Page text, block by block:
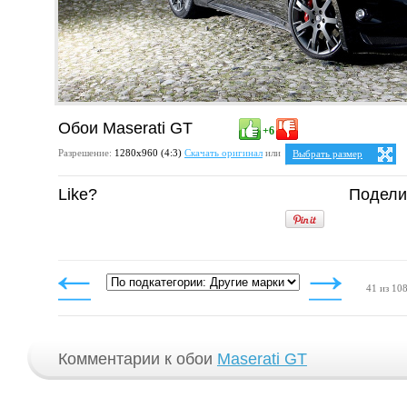
Обои Maserati GT +6
Разрешение: 1280х960 (4:3) Скачать оригиналили
Выбрать размер
Ваше разрешение:Не
1280x1024
4:3
1024x768
25:16
Like?
41 из
Комментарии к обои Maserati GT